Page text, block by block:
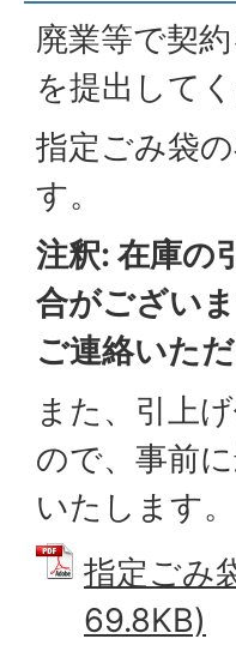
廃業等で契
を提出してく
指定ごみ袋
す。
注釈: 在庫の
合がござい
ご連絡いた
また、引上
ので、事前
いたします。
指定ごみ
69.8KB)